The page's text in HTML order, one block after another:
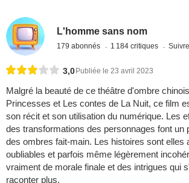
L'homme sans nom
179 abonnés 1 184 critiques
3,0 Publiée le 23 avril 2023
Malgré la beauté de ce théâtre d'ombre
Princesses et Les contes de La Nuit, ce film
son récit et son utilisation du numérique. Les
des transformations des personnages font un
des ombres fait-main. Les histoires sont elles
oubliables et parfois même légèrement
vraiment de morale finale et des intrigues qui
raconter plus.